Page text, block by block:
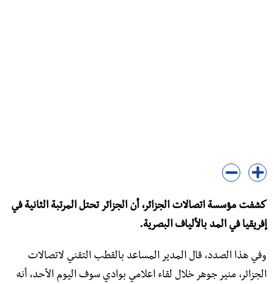
كشفت مؤسسة اتصالات الجزائر، أن الجزائر تحتل المرتبة الثانية في
إفريقيا في المد بالألياف البصرية.
وفي هذا الصدد، قال المدير المساعد بالقطب التقني لاتصالات
الجزائر، منير جوهر خلال لقاء اعلامي بوادي سوف اليوم الأحد، أنه